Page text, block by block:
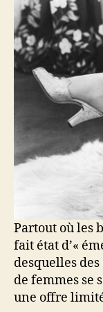
Partout où les
fait état d’«
desquelles
de femmes se
une offre